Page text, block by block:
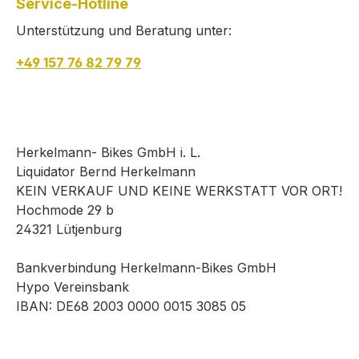
mm
mm
nn.de
Service-Hotline
Unterstützung und Beratung unter:
+49 157 76 82 79 79
Herkelmann- Bikes GmbH i. L.
Liquidator Bernd Herkelmann
KEIN VERKAUF UND KEINE WERKSTATT VOR ORT!
Hochmode 29 b
24321 Lütjenburg
Bankverbindung Herkelmann-Bikes GmbH
Hypo Vereinsbank
IBAN: DE68 2003 0000 0015 3085 05